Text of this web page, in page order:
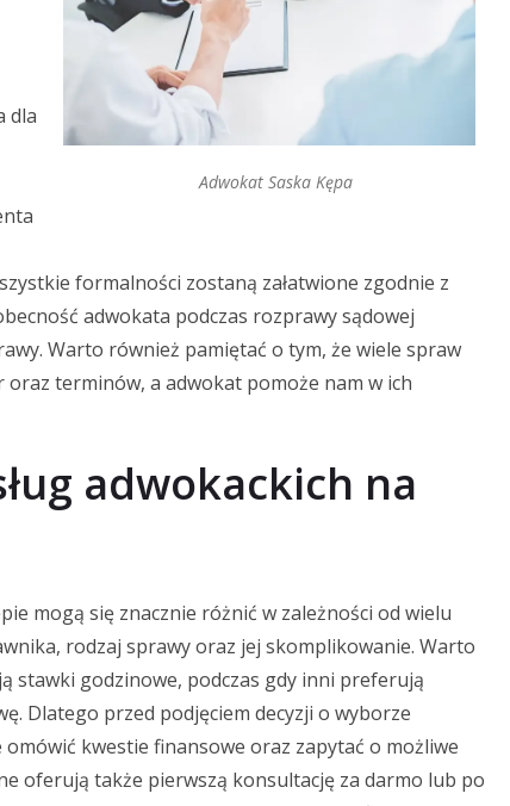
Adwokat Saska Kępa
dla
formalności zostaną załatwione zgodnie z
adwokata podczas rozprawy sądowej
Warto również pamiętać o tym, że wiele spraw
terminów, a adwokat pomoże nam w ich
adwokackich na
mogą się znacznie różnić w zależności od wielu
rodzaj sprawy oraz jej skomplikowanie. Warto
stawki godzinowe, podczas gdy inni preferują
Dlatego przed podjęciem decyzji o wyborze
kwestie finansowe oraz zapytać o możliwe
oferują także pierwszą konsultację za darmo lub po